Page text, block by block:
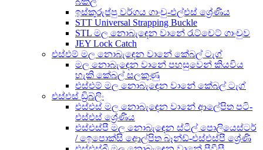
ඉස්කුරුප්පු වර්ගය ගාංචු-එල්එස් ශ්‍රේණිය
STT Universal Strapping Buckle
STL මල නොබැඳෙන වානේ රැට්චෙට් ගාංචුව
JEY Lock Catch
එස්එම් මල නොබැඳෙන වානේ කේබල් ටැග්
මල නොබැඳෙන වානේ පහසුවෙන් කියවිය
හැකි කේබල් සලකුණු
එස්එම් මල නොබැඳෙන වානේ කේබල් ටැග්
එස්එස් ඩ්‍රිබ්ලිං
එස්එස් මල නොබැඳෙන වානේ ආලේපිත පටි-
එස්එස් ශ්‍රේණිය
එස්එස්පී මල නොබැඳෙන ස්ටීල් පොලියෙස්ටර්
/ ඉෙපොක්සි ආෙල්පිත බෑන්ඩ්-එස්එස්පී ශ්‍රේණි